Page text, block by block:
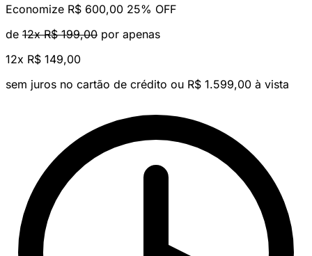
Economize R$ 600,00 25% OFF
de 12x R$ 199,00 por apenas
12x R$ 149,00
sem juros no cartão de crédito ou R$ 1.599,00 à vista